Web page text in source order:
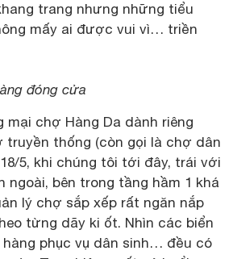
trang nhưng những tiểu
mấy ai được vui vì… triền
đóng cửa
chợ Hàng Da dành riêng
truyền thống (còn gọi là chợ dân
5, khi chúng tôi tới đây, trái với
ngoài, bên trong tầng hầm 1 khá
lý chợ sắp xếp rất ngăn nắp
từng dãy ki ốt. Nhìn các biển
phục vụ dân sinh… đều có